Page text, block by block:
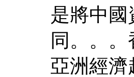
是將中
同。。
亞洲經